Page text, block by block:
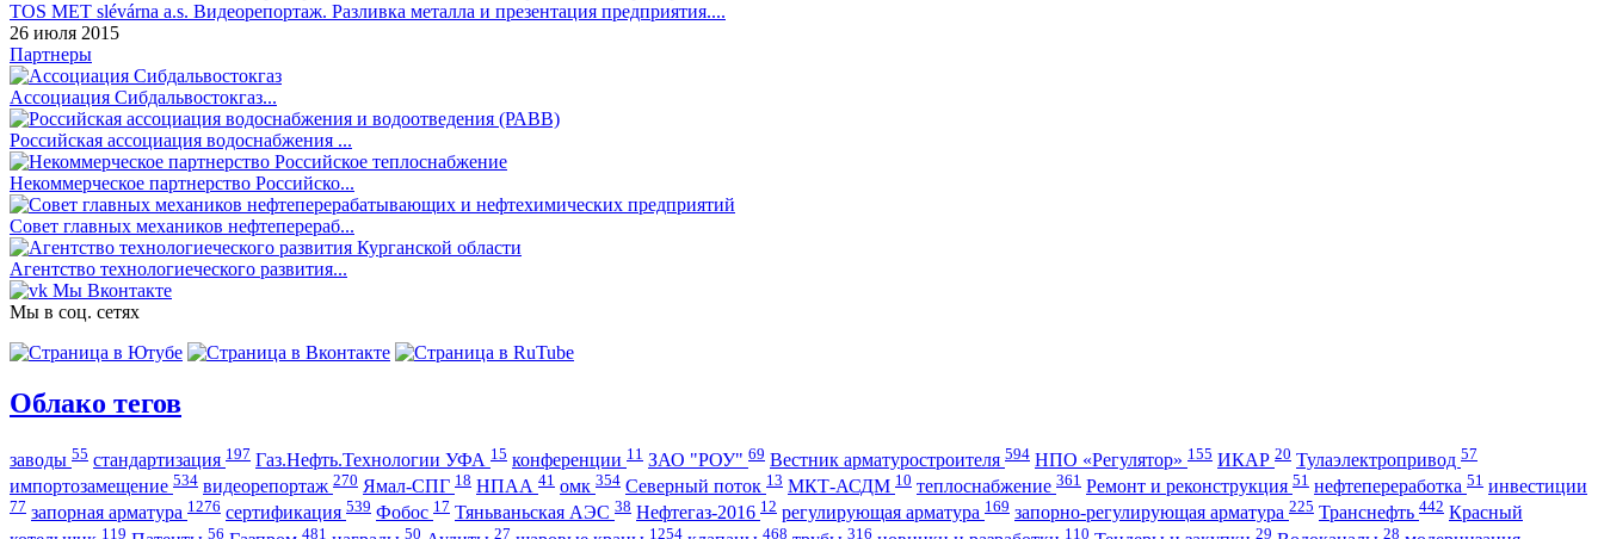
TOS MET slévárna a.s. Видеорепортаж. Разливка металла и презентация предприятия....
26 июля 2015
Партнеры
Ассоциация Сибдальвостокгаз...
Российская ассоциация водоснабжения ...
Некоммерческое партнерство Российско...
Совет главных механиков нефтеперераб...
Агентство технологиеческого развития...
Мы Вконтакте
Мы в соц. сетях
Облако тегов
заводы 55 стандартизация 197 Газ.Нефть.Технологии УФА 15 конференции 11 ЗАО "РОУ" 69 Вестник арматуростроителя 594 НПО «Регулятор» 155 ИКАР 20 Тулаэлектропривод 57
импортозамещение 534 видеорепортаж 270 Ямал-СПГ 18 НПАА 41 омк 354 Северный поток 13 МКТ-АСДМ 10 теплоснабжение 361 Ремонт и реконструкция 51 нефтепереработка 51 инвестиции
77 запорная арматура 1276 сертификация 539 Фобос 17 Тяньваньская АЭС 38 Нефтегаз-2016 12 регулирующая арматура 169 запорно-регулирующая арматура 225 Транснефть 442 Красный
119 56 481 50 27 1254 468 316 110 29 28